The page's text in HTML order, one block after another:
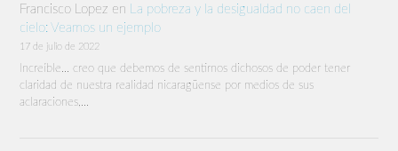
Francisco Lopez en La pobreza y la desigualdad no caen del
cielo: Veamos un ejemplo
17 de julio de 2022
Increíble… creo que debemos de sentirnos dichosos de poder tener
claridad de nuestra realidad nicaragüense por medios de sus
aclaraciones,…